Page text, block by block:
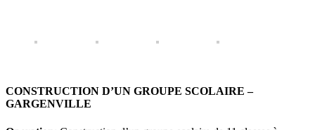
CONSTRUCTION D’UN GROUPE SCOLAIRE –
GARGENVILLE